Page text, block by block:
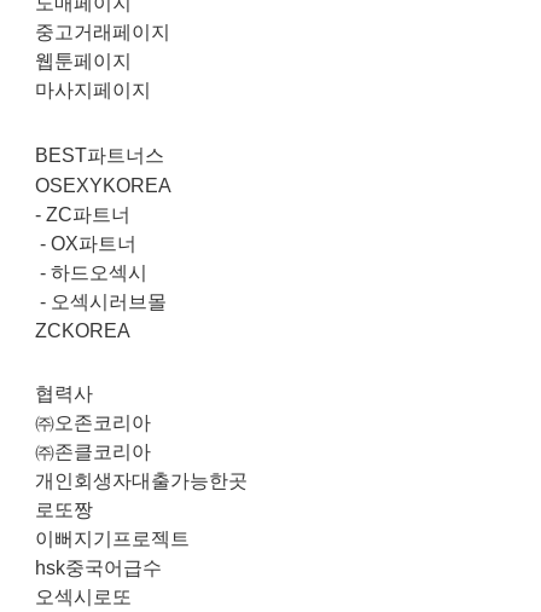
중고거래페이지
웹툰페이지
마사지페이지
BEST파트너스
OSEXYKOREA
-ZC파트너
-OX파트너
-하드오섹시
- 오섹시러브몰
ZCKOREA
협력사
㈜오존코리아
㈜존클코리아
개인회생자대출가능한곳
로또짱
이뻐지기프로젝트
hsk중국어급수
오섹시로또